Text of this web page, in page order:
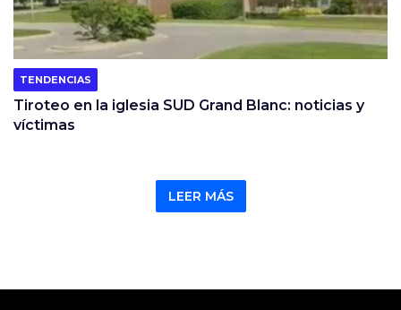
TENDENCIAS
Tiroteo en la iglesia SUD Grand Blanc: noticias y
víctimas
LEER MÁS